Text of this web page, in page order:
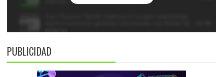
PUBLICIDAD